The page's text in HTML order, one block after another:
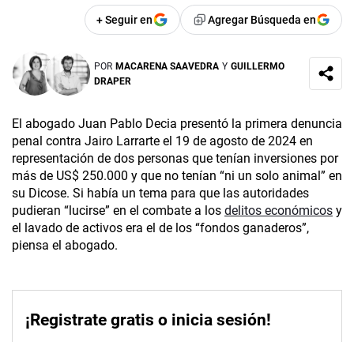
+ Seguir en Agregar Búsqueda en
POR MACARENA SAAVEDRA Y GUILLERMO
DRAPER
El abogado Juan Pablo Decia presentó la primera denuncia
penal contra Jairo Larrarte el 19 de agosto de 2024 en
representación de dos personas que tenían inversiones por
más de US$ 250.000 y que no tenían “ni un solo animal” en
su Dicose. Si había un tema para que las autoridades
pudieran “lucirse” en el combate a los delitos económicos y
el lavado de activos era el de los “fondos ganaderos”,
piensa el abogado.
¡Registrate gratis o inicia sesión!